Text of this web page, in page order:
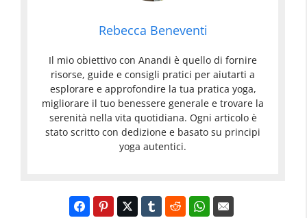
Rebecca Beneventi
Il mio obiettivo con Anandi è quello di fornire
risorse, guide e consigli pratici per aiutarti a
esplorare e approfondire la tua pratica yoga,
migliorare il tuo benessere generale e trovare la
serenità nella vita quotidiana. Ogni articolo è
stato scritto con dedizione e basato su principi
yoga autentici.